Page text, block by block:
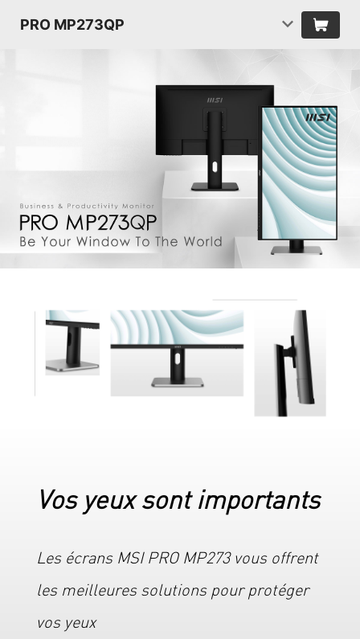
PRO MP273QP
Vos yeux sont importants
Les écrans MSI PRO MP273 vous offrent
les meilleures solutions pour protéger
vos yeux